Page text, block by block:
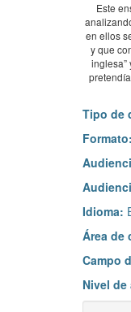
Este
en ellos
y que
inglesa”
Tipo de
Formato:
Idioma:
Área de
Campo
Nivel